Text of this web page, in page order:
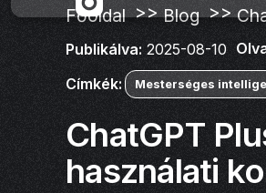
Főoldal >> Blog >>
Publikálva: 2025-08-10
Címkék:
Mesterséges
ChatGPT
használati